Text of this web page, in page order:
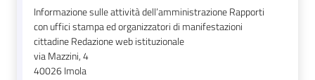
Informazione sulle attività dell’amministrazione Rapporti
con uffici stampa ed organizzatori di manifestazioni
cittadine Redazione web istituzionale
via Mazzini, 4
40026Imola